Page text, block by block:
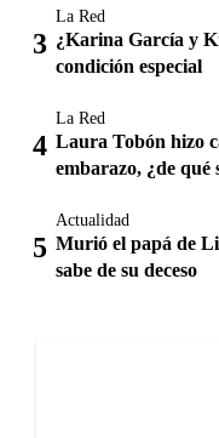
La Red
¿Karina García y
condición especial
La Red
Laura Tobón hizo
embarazo, ¿de qué
Actualidad
Murió el papá de
sabe de su deceso